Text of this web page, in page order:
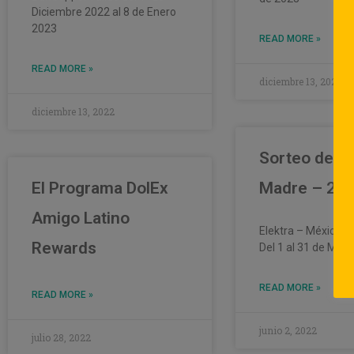
Diciembre 2022 al 8 de Enero
2023
READ MORE »
diciembre 13, 2022
READ MORE »
diciembre 13, 2022
El Programa DolEx
Amigo Latino
Rewards
READ MORE »
julio 28, 2022
Sorteo del
Madre – 2022
Elektra – México
Del 1 al 31 de
READ MORE »
junio 2, 2022